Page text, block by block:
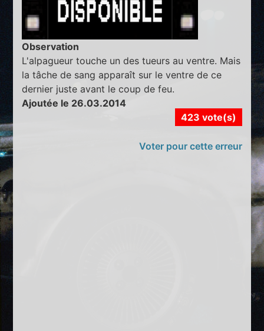
Observation
L'alpagueur touche un des tueurs au ventre. Mais
la tâche de sang apparaît sur le ventre de ce
dernier juste avant le coup de feu.
Ajoutée le 26.03.2014
423 vote(s)
Voter pour cette erreur